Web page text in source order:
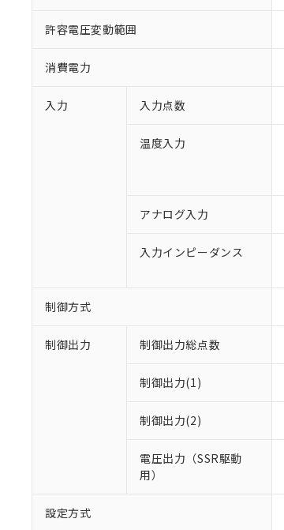
許容電圧変動範囲
消費電力
入力 入力点数
温度入力
アナログ入力
入力インピーダンス
制御方式
制御出力 制御出力総点数
制御出力(1)
制御出力(2)
電圧出力（SSR駆動
用）
設定方式